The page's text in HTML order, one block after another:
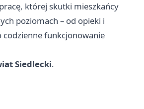
której skutki mieszkańcy
poziomach – od opieki i
codzienne funkcjonowanie
Siedlecki.